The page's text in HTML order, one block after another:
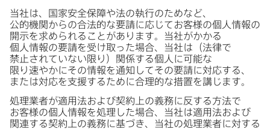
当社は、​国家安全保障や​法の​執行の​ためなど、​
公的機関からの​合法的な​要請に​応じてお客様の​個人情報の​
開示を​求められる​ことがあります。​当社が​かかる​
個人情報の​要請を​受け取った​場合、​当社は​（法律で​
禁止されていない​限り）​関係する​個人に​可能な​
限り速やかに​その情報を​通知して​その​要請に​対応する、​
または​対応を​支援する​ために​合理的な​措置を​講じます。
処理業者が​適用法および​契約上の​義務に​反する​方​法で​
お客様の​個人情報を​処理した​場合、​当社は​適用法および​
関連する​契約上の​義務に​基づき、​当社の​処理業者に​対する​